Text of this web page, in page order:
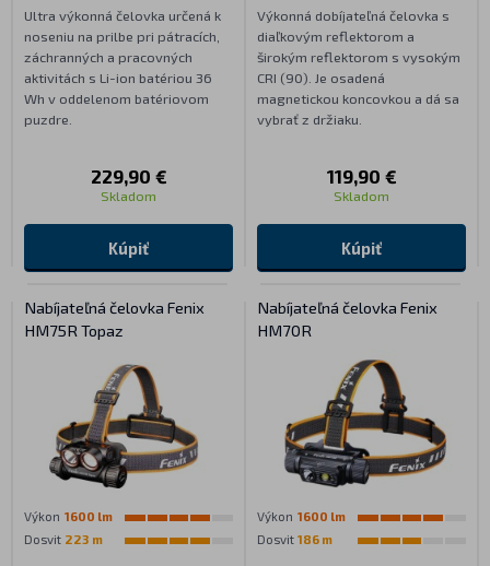
Ultra výkonná čelovka určená k
noseniu na prilbe pri pátracích,
záchranných a pracovných
aktivitách s Li-ion batériou 36
Wh v oddelenom batériovom
puzdre.
229,90 €
Skladom
Kúpiť
Výkonná dobíjateľná čelovka s
diaľkovým reflektorom a
širokým reflektorom s vysokým
CRI (90). Je osadená
magnetickou koncovkou a dá sa
vybrať z držiaku.
119,90 €
Skladom
Kúpiť
Nabíjateľná čelovka Fenix
HM75R Topaz
Výkon 1600 lm
Dosvit 223 m
Nabíjateľná čelovka Fenix
HM70R
Výkon 1600 lm
Dosvit 186 m